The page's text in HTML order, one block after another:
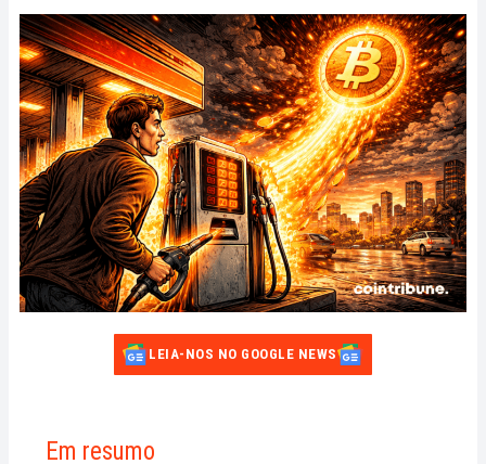
LEIA-NOS NO GOOGLE NEWS
Em resumo